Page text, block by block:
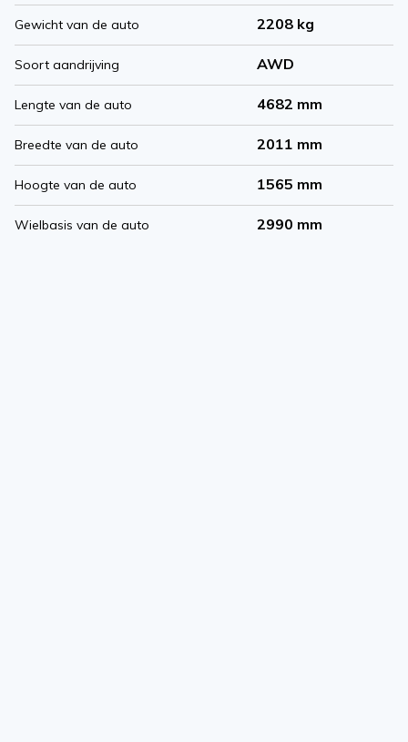
Gewicht van de auto 2208 kg
Soort aandrijving AWD
Lengte van de auto 4682 mm
Breedte van de auto 2011 mm
Hoogte van de auto 1565 mm
Wielbasis van de auto 2990 mm